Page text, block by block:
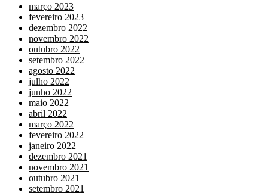
março 2023
fevereiro 2023
dezembro 2022
novembro 2022
outubro 2022
setembro 2022
agosto 2022
julho 2022
junho 2022
maio 2022
abril 2022
março 2022
fevereiro 2022
janeiro 2022
dezembro 2021
novembro 2021
outubro 2021
setembro 2021